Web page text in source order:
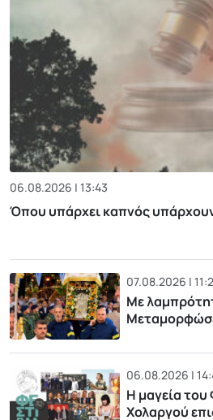
06.08.2026 | 13:43
Όπου υπάρχει καπνός
07.08.2026 |
Με
06.08.2026 |
Η μαγεία
Χολαργού